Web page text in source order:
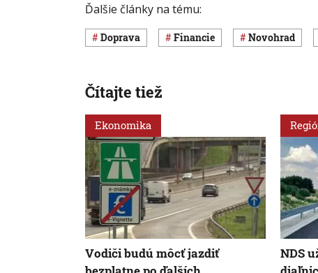
Ďalšie články na tému:
Doprava Financie Novohrad
Čítajte tiež
Ekonomika
Vodiči budú môcť jazdiť
NDS